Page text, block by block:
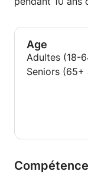
Age
Adultes (18-
Seniors (65+